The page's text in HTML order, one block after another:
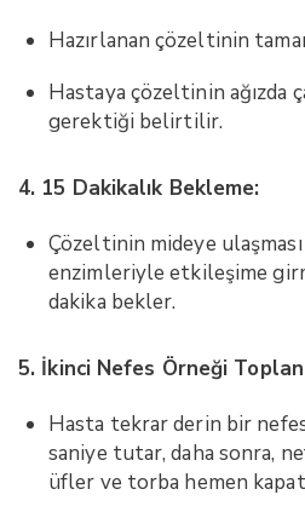
Hazırlanan çözeltinin
Hastaya çözeltinin ağızda
gerektiği belirtilir.
4. 15 Dakikalık Bekleme:
Çözeltinin mideye
enzimleriyle etkileşime
dakika bekler.
5. İkinci Nefes Örneği
Hasta tekrar derin bir
saniye tutar, daha sonra,
üfler ve torba hemen